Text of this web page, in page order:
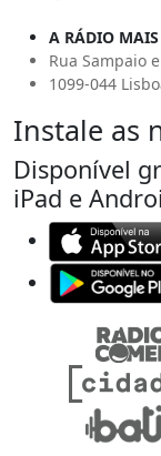
A RÁDIO
Rua Sampaio
1099-044
Instale as
Disponível
iPad e